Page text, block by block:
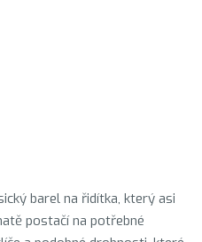
barel na řidítka, který asi
postačí na potřebné